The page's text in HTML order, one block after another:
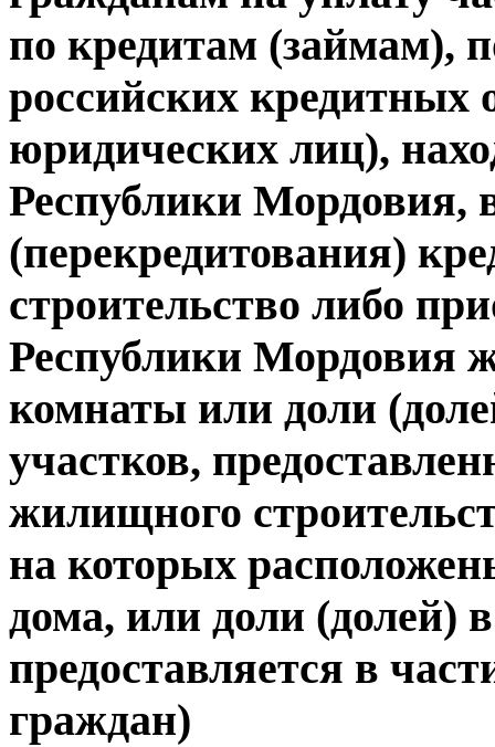
по кредитам (займам),
российских кредитных
юридических лиц),
Республики Мордовия,
(перекредитования)
строительство либо
Республики Мордовия
комнаты или доли
участков,
жилищного
на которых
дома, или доли (долей)
предоставляется в
граждан)